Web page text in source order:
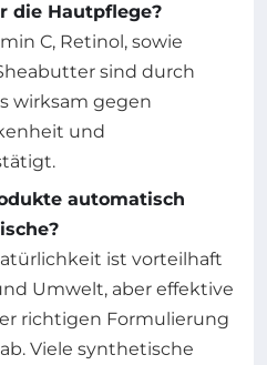
die Hautpflege?
C, Retinol, sowie
sind durch
wirksam gegen
und
automatisch
ist vorteilhaft
Umwelt, aber effektive
richtigen Formulierung
Viele synthetische